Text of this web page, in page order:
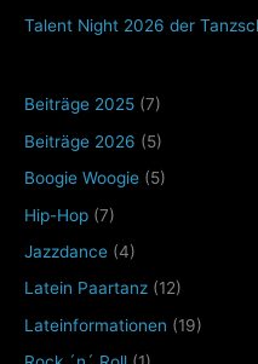
Talent Night 2026 der
Beiträge 2025 (7)
Beiträge 2026 (5)
Boogie Woogie (5)
Hip-Hop (7)
Jazzdance (4)
Latein Paartanz (12)
Lateinformationen (19)